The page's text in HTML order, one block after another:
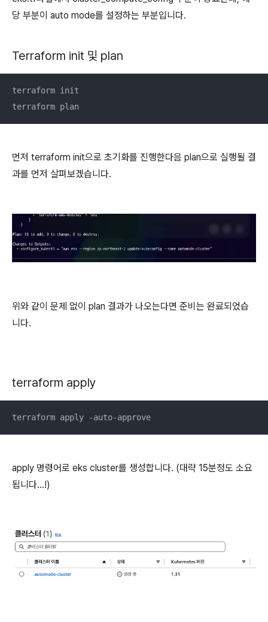
당 부분이 auto mode를 설정하는 부분입니다.
Terraform init 및 plan
terraform init
terraform plan
먼저 terraform init으로 초기화를 진행한다음 plan으로 실행될 결
과를 먼저 살펴보겠습니다.
위와 같이 문제 없이 plan 결과가 나오는다면 준비는 완료되었습
니다.
terraform apply
terraform apply -auto-approve
apply 명령어로 eks cluster를 생성합니다. (대략 15분정도 소요
됩니다...!)